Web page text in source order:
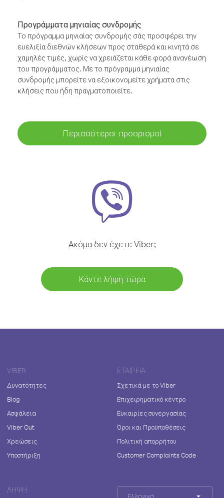
Προγράμματα μηνιαίας συνδρομής
Το πρόγραμμα μηνιαίας συνδρομής σάς προσφέρει την
ευελιξία διεθνών κλήσεων προς σταθερά και κινητά σε
χαμηλές τιμές, χωρίς να χρειάζεται κάθε φορά ανανέωση
του προγράμματος. Με το πρόγραμμα μηνιαίας
συνδρομής μπορείτε να εξοικονομείτε χρήματα στις
κλήσεις που ήδη πραγματοποιείτε.
Περισσότεροι προορισμοί
Ακόμα δεν έχετε Viber;
Κάντε λήψη τώρα
VIBER
Δυνατότητες
Blog
Ασφάλεια
Viber Out
Χρεώσεις
Υποστήριξη
ΕΤΑΙΡΕΊΑ
Σχετικά με το Viber
Επιχειρηματικό κέντρο
Ευκαιρίες συνεργασίας
Όροι και Προϋποθέσεις
Πολιτική απορρήτου
Customer Complaints Code
ΛΉΨΗ
Ελληνικά